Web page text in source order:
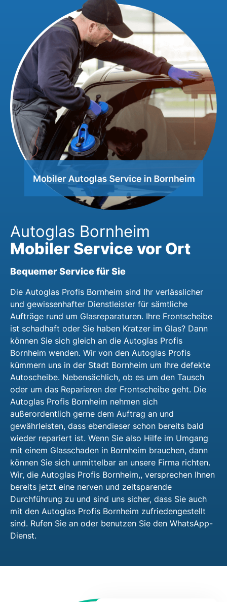
Autoglas Bornheim
Mobiler Service vor Ort
Bequemer Service für Sie
Die Autoglas Profis Bornheim sind Ihr verlässlicher
und gewissenhafter Dienstleister für sämtliche
Aufträge rund um Glasreparaturen. Ihre Frontscheibe
ist schadhaft oder Sie haben Kratzer im Glas? Dann
können Sie sich gleich an die Autoglas Profis
Bornheim wenden. Wir von den Autoglas Profis
kümmern uns in der Stadt Bornheim um Ihre defekte
Autoscheibe. Nebensächlich, ob es um den Tausch
oder um das Reparieren der Frontscheibe geht. Die
Autoglas Profis Bornheim nehmen sich
außerordentlich gerne dem Auftrag an und
gewährleisten, dass ebendieser schon bereits bald
wieder repariert ist. Wenn Sie also Hilfe im Umgang
mit einem Glasschaden in Bornheim brauchen, dann
können Sie sich unmittelbar an unsere Firma richten.
Wir, die Autoglas Profis Bornheim,, versprechen Ihnen
bereits jetzt eine nerven und zeitsparende
Durchführung zu und sind uns sicher, dass Sie auch
mit den Autoglas Profis Bornheim zufriedengestellt
sind. Rufen Sie an oder benutzen Sie den WhatsApp-
Dienst.